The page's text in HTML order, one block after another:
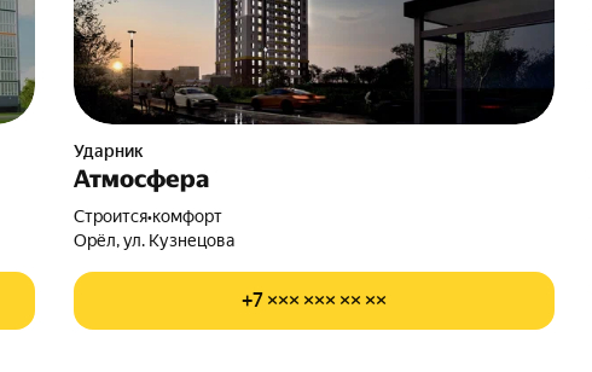
Ударник
Атмосфера
Строится•комфорт
Орёл, ул. Кузнецова
+7 ××× ××× ×× ××